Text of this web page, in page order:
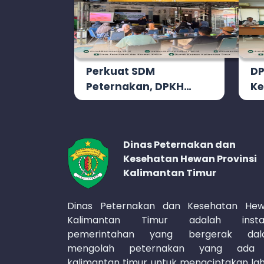
Perkuat SDM
Peternakan, DPKH…
Dinas Peternakan dan
Kesehatan Hewan Provinsi
Kalimantan Timur
Dinas Peternakan dan Kesehatan
Kalimantan Timur adalah
pemerintahan yang bergerak
mengolah peternakan yang